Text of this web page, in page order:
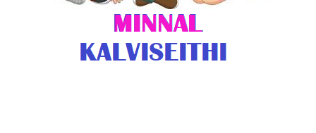
TNPSC - முந்தைய ஆண்டு வினாக்கள் - ஊர்ப் பெயர்களின் மரூஉ
ஓட்டுநர் பணிக்கு விண்ணப்பங்கள் வரவேற்பு ( டிசம்பர் 25 )